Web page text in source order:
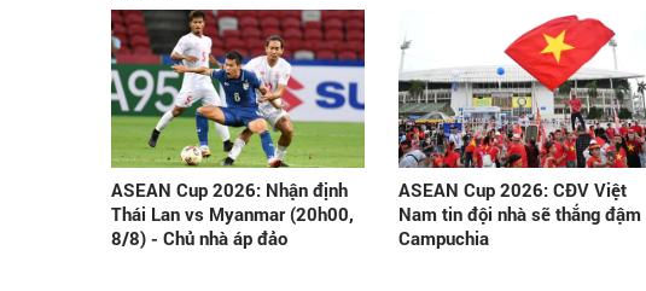
ASEAN Cup 2026: Nhận định
Thái Lan vs Myanmar (20h00,
8/8) - Chủ nhà áp đảo
ASEAN Cup 2026: CĐV Việt
Nam tin đội nhà sẽ thắng đậm
Campuchia